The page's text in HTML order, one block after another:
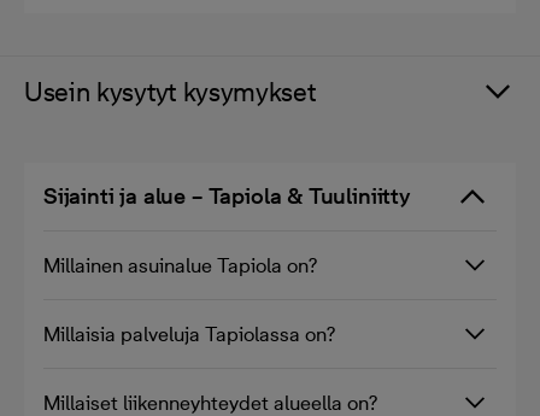
Usein kysytyt kysymykset
Sijainti ja alue – Tapiola & Tuuliniitty
Millainen asuinalue Tapiola on?
Millaisia palveluja Tapiolassa on?
Millaiset liikenneyhteydet alueella on?